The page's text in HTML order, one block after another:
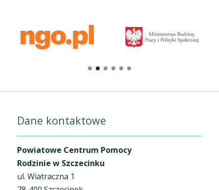
Dane kontaktowe
Powiatowe Centrum Pomocy
Rodzinie w Szczecinku
ul. Wiatraczna 1